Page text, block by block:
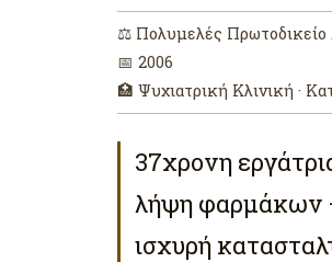
⚖ Πολυμελές
📅 2006
🏥 Ψυχιατρική Κλινική ·
37χρονη
λήψη φαρμάκων —
ισχυρή